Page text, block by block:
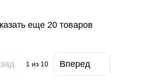
еще 20 товаров
1 из 10 Вперед